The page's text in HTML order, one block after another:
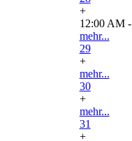
+
12:00 AM -
mehr...
29
+
mehr...
30
+
mehr...
31
+